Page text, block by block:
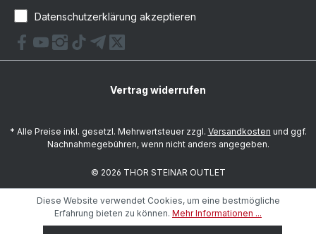
Datenschutzerklärung akzeptieren
Vertrag widerrufen
* Alle Preise inkl. gesetzl. Mehrwertsteuer zzgl. Versandkosten und ggf.
Nachnahmegebühren, wenn nicht anders angegeben.
© 2026 THOR STEINAR OUTLET
Diese Website verwendet Cookies, um eine bestmögliche
Erfahrung bieten zu können. Mehr Informationen ...